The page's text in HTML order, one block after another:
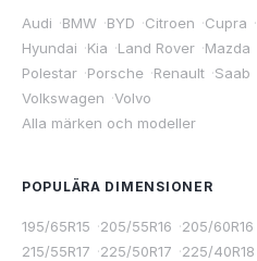
Audi ·BMW ·BYD ·Citroen ·Cupra ·
Hyundai ·Kia ·Land Rover ·Mazda
Polestar ·Porsche ·Renault ·Saab
Volkswagen ·Volvo
Alla märken och modeller
POPULÄRA DIMENSIONER
195/65R15 ·205/55R16 ·205/60R16
215/55R17 ·225/50R17 ·225/40R18